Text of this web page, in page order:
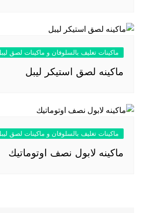
ماكينات تغليف بالسلوفان و ماكينات لصق
ماكينه لصق استيكر ليبل
ماكينات تغليف بالسلوفان و ماكينات لصق
ماكينه لابول نصف اوتوماتيك